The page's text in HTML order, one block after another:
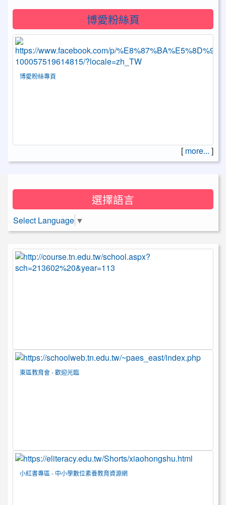
博愛粉絲頁
博愛粉絲專頁
[ more... ]
選擇語言
Select Language ▼
東區教育會 - 歡迎光臨
小紅書專區 - 中小學數位素養教育資源網